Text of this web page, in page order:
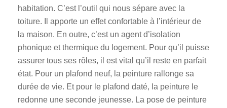
habitation. C’est l’outil qui nous sépare avec la
toiture. Il apporte un effet confortable à l’intérieur de
la maison. En outre, c’est un agent d’isolation
phonique et thermique du logement. Pour qu’il puisse
assurer tous ses rôles, il est vital qu’il reste en parfait
état. Pour un plafond neuf, la peinture rallonge sa
durée de vie. Et pour le plafond daté, la peinture le
redonne une seconde jeunesse. La pose de peinture